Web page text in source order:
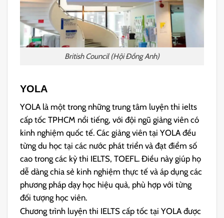
British Council (Hội Đồng Anh)
YOLA
YOLA là một trong những trung tâm luyện thi ielts
cấp tốc TPHCM nổi tiếng, với đội ngũ giảng viên có
kinh nghiệm quốc tế. Các giảng viên tại YOLA đều
từng du học tại các nước phát triển và đạt điểm số
cao trong các kỳ thi IELTS, TOEFL. Điều này giúp họ
dễ dàng chia sẻ kinh nghiệm thực tế và áp dụng các
phương pháp dạy học hiệu quả, phù hợp với từng
đối tượng học viên.
Chương trình luyện thi IELTS cấp tốc tại YOLA được